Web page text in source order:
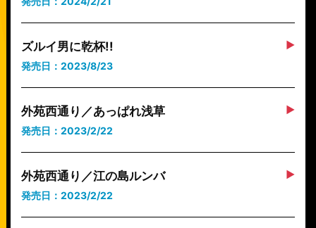
ズルイ男に乾杯!!
発売日：2023/8/23
外苑西通り／あっぱれ浅草
発売日：2023/2/22
外苑西通り／江の島ルンバ
発売日：2023/2/22